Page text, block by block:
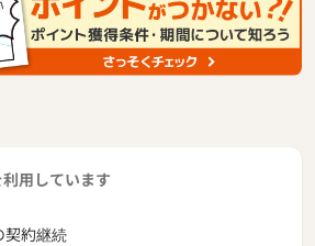
用しています
契約継続